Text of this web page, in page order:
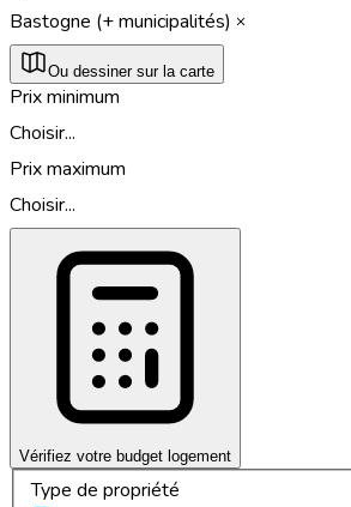
Bastogne (+ municipalités)
Ou dessiner sur la carte
Prix minimum
Choisir...
Prix maximum
Choisir...
Vérifiez votre budget logement
Type de propriété